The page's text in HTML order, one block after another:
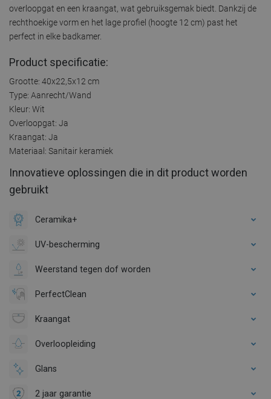
overloopgat en een kraangat, wat gebruiksgemak biedt. Dankzij de
rechthoekige vorm en het lage profiel (hoogte 12 cm) past het
perfect in elke badkamer.
Product specificatie:
Grootte: 40x22,5x12 cm
Type: Aanrecht/Wand
Kleur: Wit
Overloopgat: Ja
Kraangat: Ja
Materiaal: Sanitair keramiek
Innovatieve oplossingen die in dit product worden
gebruikt
Ceramika+
UV-bescherming
Weerstand tegen dof worden
PerfectClean
Kraangat
Overloopleiding
Glans
2 jaar garantie